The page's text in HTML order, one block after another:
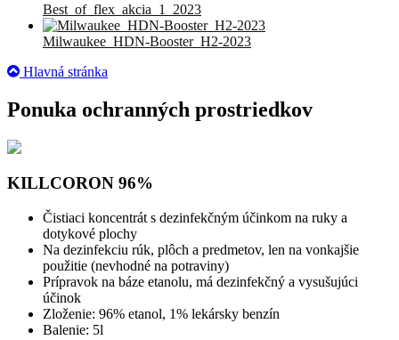
Best_of_flex_akcia_1_2023
Milwaukee_HDN-Booster_H2-2023
Hlavná stránka
Ponuka ochranných prostriedkov
KILLCORON 96%
Čistiaci koncentrát s dezinfekčným účinkom na ruky a
dotykové plochy
Na dezinfekciu rúk, plôch a predmetov, len na vonkajšie
použitie (nevhodné na potraviny)
Prípravok na báze etanolu, má dezinfekčný a vysušujúci
účinok
Zloženie: 96% etanol, 1% lekársky benzín
Balenie: 5l